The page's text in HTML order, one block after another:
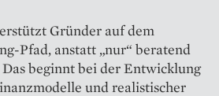
Gründer auf dem
Pfad, anstatt „nur“ beratend
Das beginnt bei der Entwicklung
und realistischer